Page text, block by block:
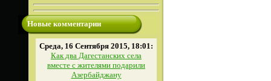
Новые комментарии
Среда, 16 Сентября 2015, 18:01:
Как два Дагестанских села
вместе с жителями подарили
Азербайджану